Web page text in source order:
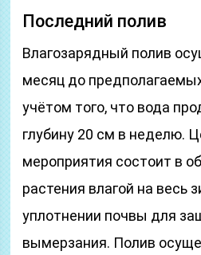
Последний полив
Влагозарядный полив
месяц до
учётом того, что вода
глубину 20 см в неделю.
мероприятия состоит в
растения влагой на весь
уплотнении почвы для
вымерзания. Полив